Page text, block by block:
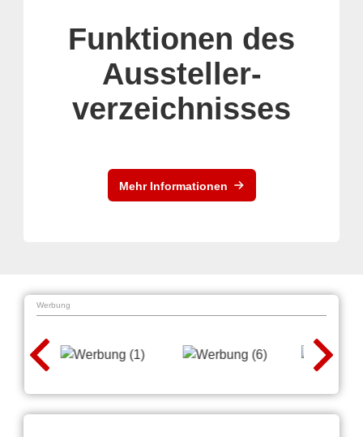
Funktionen des
Aussteller-
verzeichnisses
Mehr Informationen
Werbung